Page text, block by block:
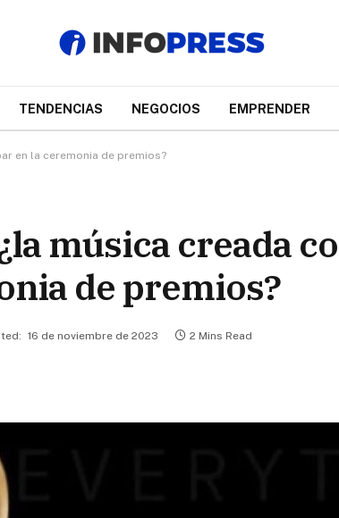
TENDENCIAS NEGOCIOS EMPRENDER
en la ceremonia de premios?
música creada
de premios?
16 de noviembre de 2023 2 Mins Read